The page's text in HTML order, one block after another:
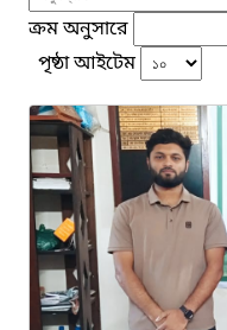
ক্রম অনুসারে
পৃষ্ঠা আইটেম